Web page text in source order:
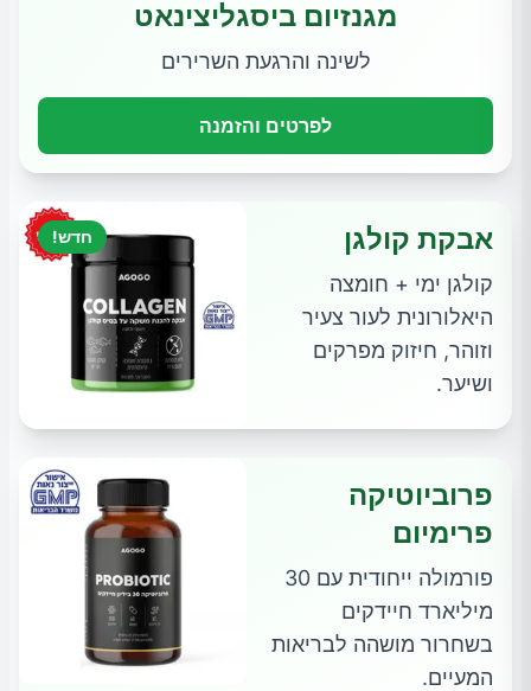
מגנזיום ביסגליצינאט
לשינה והרגעת השרירים
לפרטים והזמנה
חדש! אבקת קולגן
קולגן ימי + חומצה
היאלורונית לעור צעיר
וזוהר, חיזוק מפרקים
ושיער.
פרוביוטיקה
פרימיום
פורמולה ייחודית עם 30
מיליארד חיידקים
בשחרור מושהה לבריאות
המעיים.